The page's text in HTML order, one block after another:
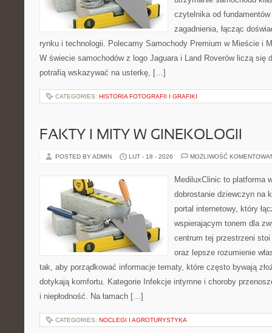
czytelnika od
zagadnienia, łącząc
rynku i technologii. Polecamy Samochody Premium w Mieście i
W świecie samochodów z logo Jaguara i Land Roverów liczą się
potrafią wskazywać na usterkę, […]
CATEGORIES: HISTORIA FOTOGRAFII I GRAFIKI
FAKTY I MITY W GINEKOLOGII
POSTED BY ADMIN LUT - 18 - 2026 MOŻLIWOŚĆ
MediluxClinic to platforma
dobrostanie dziewczyn na
portal internetowy, który
wspierającym tonem dla
centrum tej przestrzeni
oraz lepsze rozumienie
tak, aby porządkować informacje tematy, które często bywają
dotykają komfortu. Kategorie Infekcje intymne i choroby
i niepłodność. Na łamach […]
CATEGORIES: NOCLEGI I AGROTURYSTYKA